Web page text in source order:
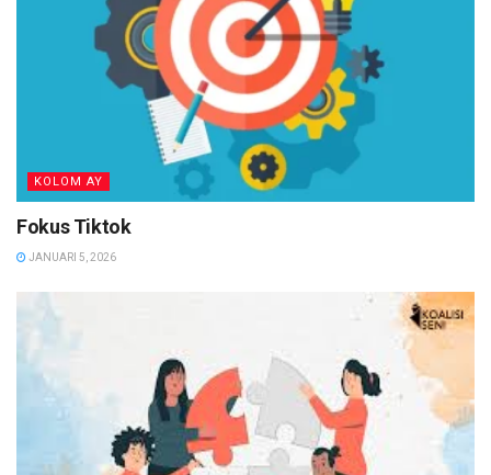
KOLOM AY
Fokus Tiktok
JANUARI 5, 2026